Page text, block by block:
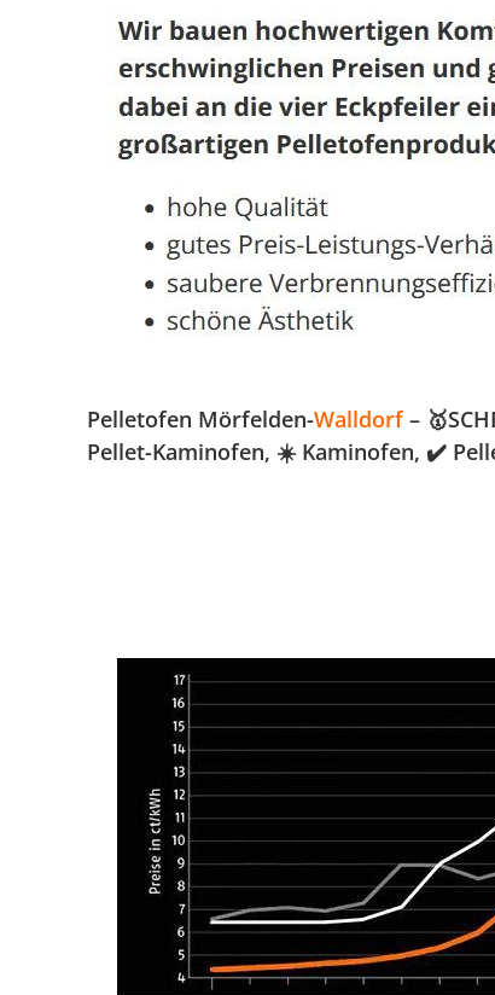
Pelletofen Mörfelden-Walldorf–
Pellet-Kaminofen, ☀️ Kaminofen, ✔️